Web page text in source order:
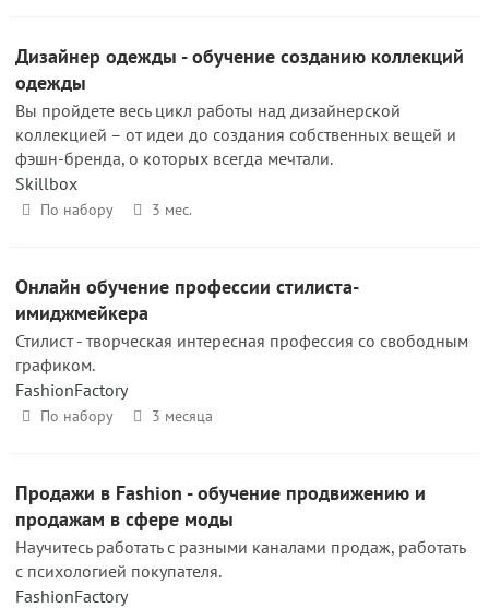
Дизайнер одежды - обучение созданию коллекций
одежды
Вы пройдете весь цикл работы над дизайнерской
коллекцией – от идеи до создания собственных вещей и
фэшн-бренда, о которых всегда мечтали.
Skillbox
По набору 3 мес.
Онлайн обучение профессии стилиста-
имиджмейкера
Стилист - творческая интересная профессия со свободным
графиком.
FashionFactory
По набору 3 месяца
Продажи в Fashion - обучение продвижению и
продажам в сфере моды
Научитесь работать с разными каналами продаж, работать
с психологией покупателя.
FashionFactory